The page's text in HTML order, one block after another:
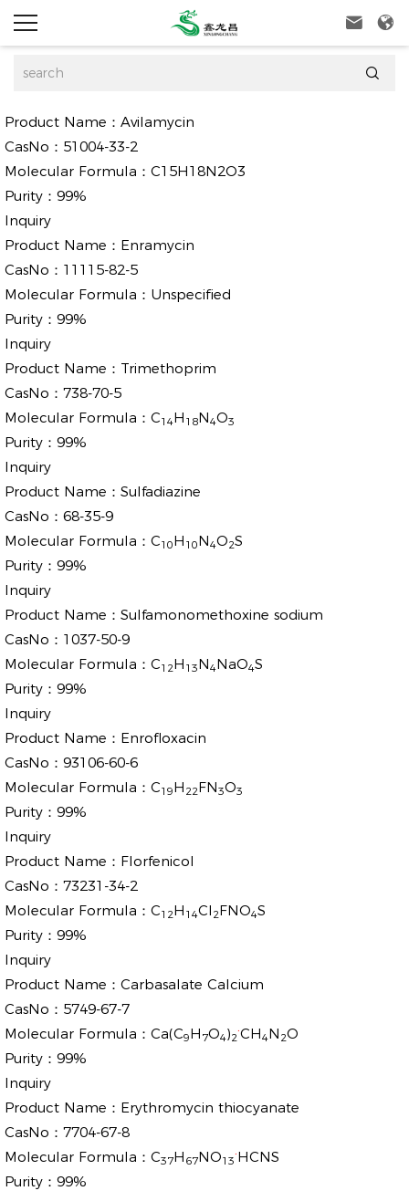
 

Product Name： Avilamycin
CasNo： 51004-33-2
Molecular Formula： C15H18N2O3
Purity： 99%
Inquiry
Product Name： Enramycin
CasNo： 11115-82-5
Molecular Formula： Unspecified
Purity： 99%
Inquiry
Product Name： Trimethoprim
CasNo： 738-70-5
Molecular Formula： C14H 18N4O3
Purity： 99%
Inquiry
Product Name： Sulfadiazine
CasNo： 68-35-9
Molecular Formula： C10H 10N4O2S
Purity： 99%
Inquiry
Product Name： Sulfamonomethoxine sodium
CasNo： 1037-50-9
Molecular Formula： C12H 13N4NaO4S
Purity： 99%
Inquiry
Product Name： Enrofloxacin
CasNo： 93106-60-6
Molecular Formula： C19H 22FN3O3
Purity： 99%
Inquiry
Product Name： Florfenicol
CasNo： 73231-34-2
Molecular Formula： C12H 14Cl 2FNO4S
Purity： 99%
Inquiry
Product Name： Carbasalate Calcium
CasNo： 5749-67-7
Molecular Formula： Ca(C9H 7O4)2
.CH4N 2O
Purity： 99%
Inquiry
Product Name： Erythromycin thiocyanate
CasNo： 7704-67-8
Molecular Formula： C37H 67NO13
.HCNS
Purity： 99%